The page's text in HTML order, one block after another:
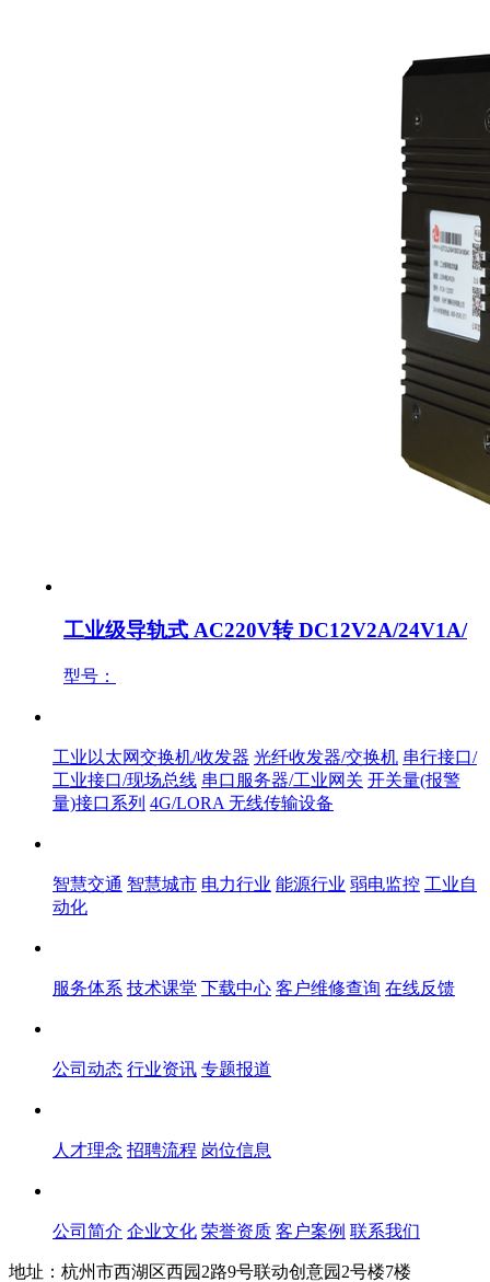
工业级导轨式 AC220V转 DC12V2A/24V1A/
型号：
工业以太网交换机/收发器 光纤收发器/交换机 串行接口/
工业接口/现场总线 串口服务器/工业网关 开关量(报警
量)接口系列 4G/LORA 无线传输设备
智慧交通 智慧城市 电力行业 能源行业 弱电监控 工业自
动化
服务体系 技术课堂 下载中心 客户维修查询 在线反馈
公司动态 行业资讯 专题报道
人才理念 招聘流程 岗位信息
公司简介 企业文化 荣誉资质 客户案例 联系我们
地址：杭州市西湖区西园2路9号联动创意园2号楼7楼